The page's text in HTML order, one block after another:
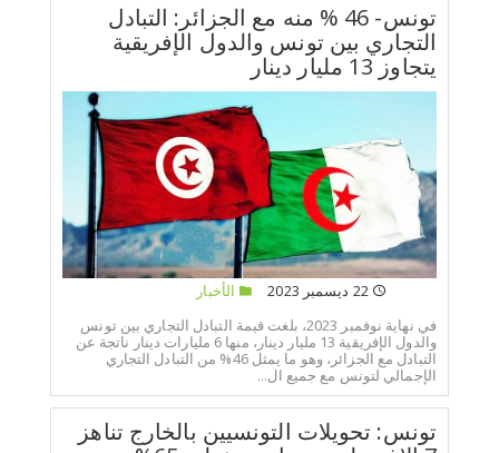
تونس- 46 % منه مع الجزائر: التبادل
التجاري بين تونس والدول الإفريقية
يتجاوز 13 مليار دينار
22 ديسمبر 2023
الأخبار
في نهاية نوفمبر 2023، بلغت قيمة التبادل التجاري بين تونس
والدول الإفريقية 13 مليار دينار، منها 6 مليارات دينار ناتجة عن
التبادل مع الجزائر، وهو ما يمثل 46% من التبادل التجاري
الإجمالي لتونس مع جميع ال...
تونس: تحويلات التونسيين بالخارج تناهز